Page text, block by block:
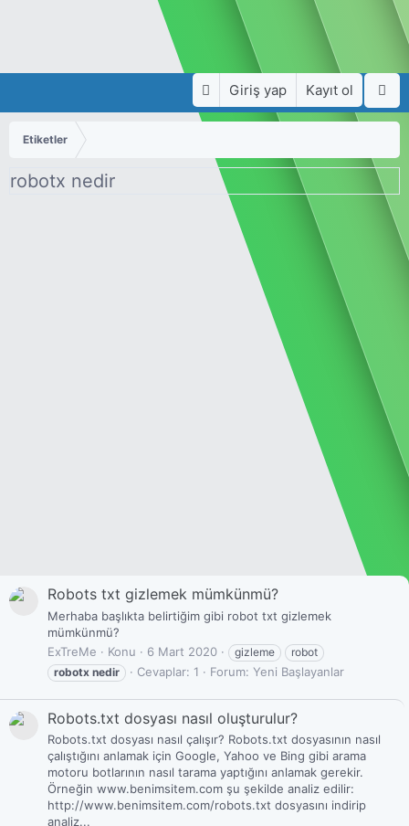
Giriş yap Kayıt ol
Etiketler
robotx nedir
Robots txt gizlemek mümkünmü?
Merhaba başlıkta belirtiğim gibi robot txt gizlemek
mümkünmü?
ExTreMe
Konu 6 Mart 2020 gizleme
robot
robotx nedir Cevaplar: 1 Forum: Yeni Başlayanlar
Robots.txt dosyası nasıl oluşturulur?
Robots.txt dosyası nasıl çalışır? Robots.txt dosyasının nasıl
çalıştığını anlamak için Google, Yahoo ve Bing gibi arama
motoru botlarının nasıl tarama yaptığını anlamak gerekir.
Örneğin www.benimsitem.com şu şekilde analiz edilir:
http://www.benimsitem.com/robots.txt dosyasını indirip
analiz...